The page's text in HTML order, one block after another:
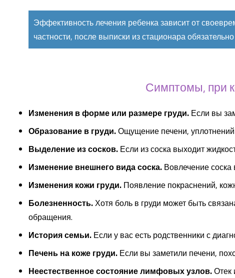
Эффективность лечения ребенка зависит от
частности, после выписки из стационара
Симптомы, при
Изменения в форме или размере груди. Если вы
Образование в груди.Ощущение печени,
Выделение из сосков. Если из соска выходит
Изменение внешнего вида соска. Вовлечение
Изменения кожи груди. Появление покраснений,
Болезненность.Хотя боль в груди может быть
обращения.
История семьи. Если у вас есть родственники с
Печень на коже груди. Если вы заметили печени,
Неестественное состояние лимфовых узлов.Отек